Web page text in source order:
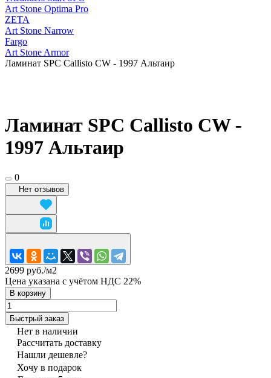
Art Stone Optima Pro
ZETA
Art Stone Narrow
Fargo
Art Stone Armor
Ламинат SPC Callisto CW - 1997 Альтаир
Ламинат SPC Callisto CW -
1997 Альтаир
0
Нет отзывов
2699 руб./м2
Цена указана с учётом НДС 22%
В корзину
Быстрый заказ
Нет в наличии
Рассчитать доставку
Нашли дешевле?
Хочу в подарок